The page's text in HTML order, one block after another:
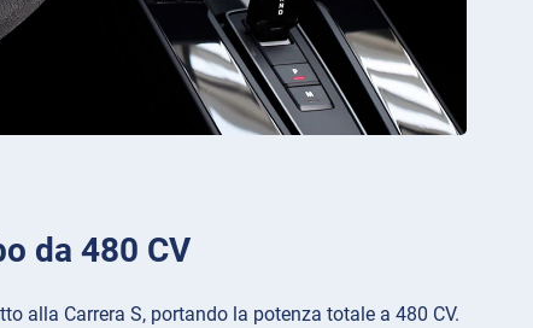
da 480 CV
alla Carrera S, portando la potenza totale a 480 CV.